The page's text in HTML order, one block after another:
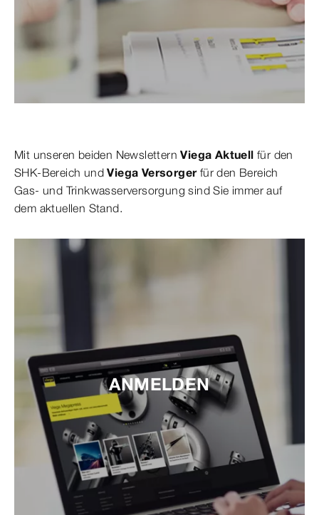
Mit unseren beiden NewsletternViega Aktuell für den
SHK-Bereich undViega Versorgerfür den Bereich
Gas- und Trinkwasserversorgung sind Sie immer auf
dem aktuellen Stand.
ANMELDEN